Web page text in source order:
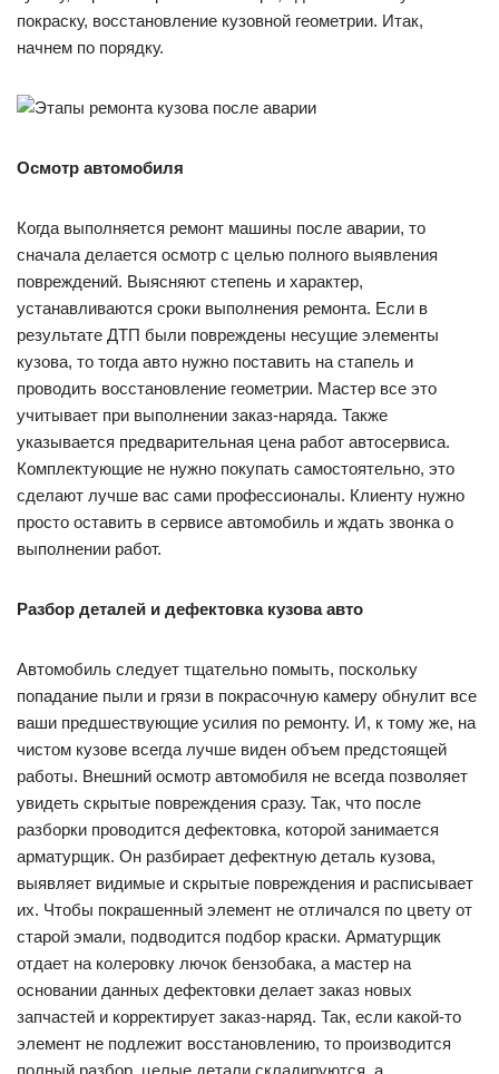
покраску, восстановление кузовной геометрии. Итак,
начнем по порядку.
Осмотр автомобиля
Когда выполняется ремонт машины после аварии, то
сначала делается осмотр с целью полного выявления
повреждений. Выясняют степень и характер,
устанавливаются сроки выполнения ремонта. Если в
результате ДТП были повреждены несущие элементы
кузова, то тогда авто нужно поставить на стапель и
проводить восстановление геометрии. Мастер все это
учитывает при выполнении заказ-наряда. Также
указывается предварительная цена работ автосервиса.
Комплектующие не нужно покупать самостоятельно, это
сделают лучше вас сами профессионалы. Клиенту нужно
просто оставить в сервисе автомобиль и ждать звонка о
выполнении работ.
Разбор деталей и дефектовка кузова авто
Автомобиль следует тщательно помыть, поскольку
попадание пыли и грязи в покрасочную камеру обнулит все
ваши предшествующие усилия по ремонту. И, к тому же, на
чистом кузове всегда лучше виден объем предстоящей
работы. Внешний осмотр автомобиля не всегда позволяет
увидеть скрытые повреждения сразу. Так, что после
разборки проводится дефектовка, которой занимается
арматурщик. Он разбирает дефектную деталь кузова,
выявляет видимые и скрытые повреждения и расписывает
их. Чтобы покрашенный элемент не отличался по цвету от
старой эмали, подводится подбор краски. Арматурщик
отдает на колеровку лючок бензобака, а мастер на
основании данных дефектовки делает заказ новых
запчастей и корректирует заказ-наряд. Так, если какой-то
элемент не подлежит восстановлению, то производится
полный разбор, целые детали складируются, а